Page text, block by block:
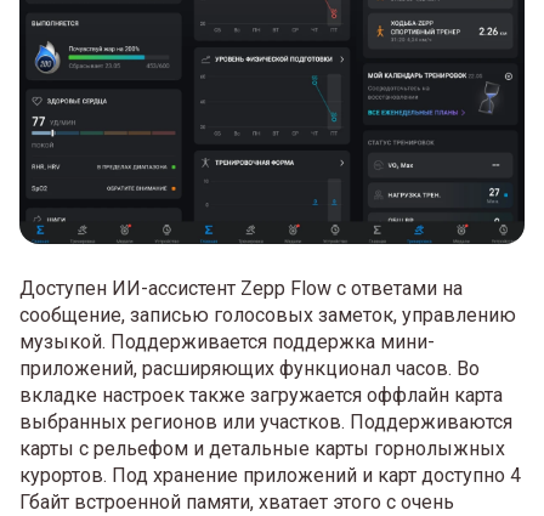
Доступен ИИ-ассистент Zepp Flow с ответами на
сообщение, записью голосовых заметок, управлению
музыкой. Поддерживается поддержка мини-
приложений, расширяющих функционал часов. Во
вкладке настроек также загружается оффлайн карта
выбранных регионов или участков. Поддерживаются
карты с рельефом и детальные карты горнолыжных
курортов. Под хранение приложений и карт доступно 4
Гбайт встроенной памяти, хватает этого с очень